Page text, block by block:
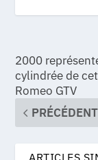
2000
cylindrée de
Romeo GTV
PRÉCÉDENT